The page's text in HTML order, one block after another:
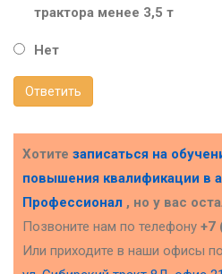
трактора менее 3,5 т
Нет
Ответить
Хотите записаться на
повышения квалификации в
Профессионал , но у вас
Позвоните нам по телефону +7
Или приходите в наши офисы